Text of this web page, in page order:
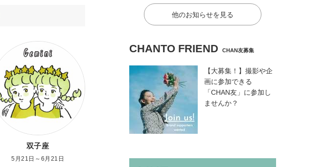
双子座
5月21日～6月21日
他のお知らせを見る
CHANTO FRIEND CHAN友募集
【大募集！】撮影や企
画に参加できる
「CHAN友」に参加し
ませんか？